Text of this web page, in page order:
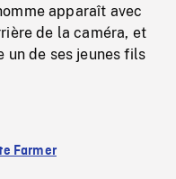
apparaît avec
de la caméra, et
un de ses jeunes fils
Farmer